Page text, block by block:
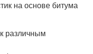
на основе битума
различным